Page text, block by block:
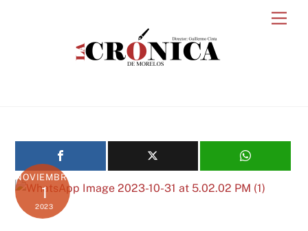
NOVIEMBRE
1
2023